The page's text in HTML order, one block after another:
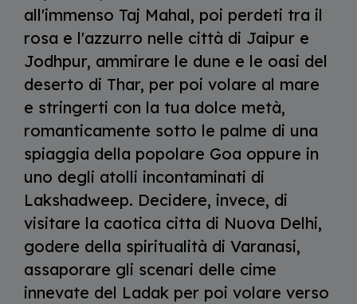
all'immenso Taj Mahal, poi perdeti tra il
rosa e l'azzurro nelle città di Jaipur e
Jodhpur, ammirare le dune e le oasi del
deserto di Thar, per poi volare al mare
e stringerti con la tua dolce metà,
romanticamente sotto le palme di una
spiaggia della popolare Goa oppure in
uno degli atolli incontaminati di
Lakshadweep. Decidere, invece, di
visitare la caotica citta di Nuova Delhi,
godere della spiritualità di Varanasi,
assaporare gli scenari delle cime
innevate del Ladak per poi volare verso